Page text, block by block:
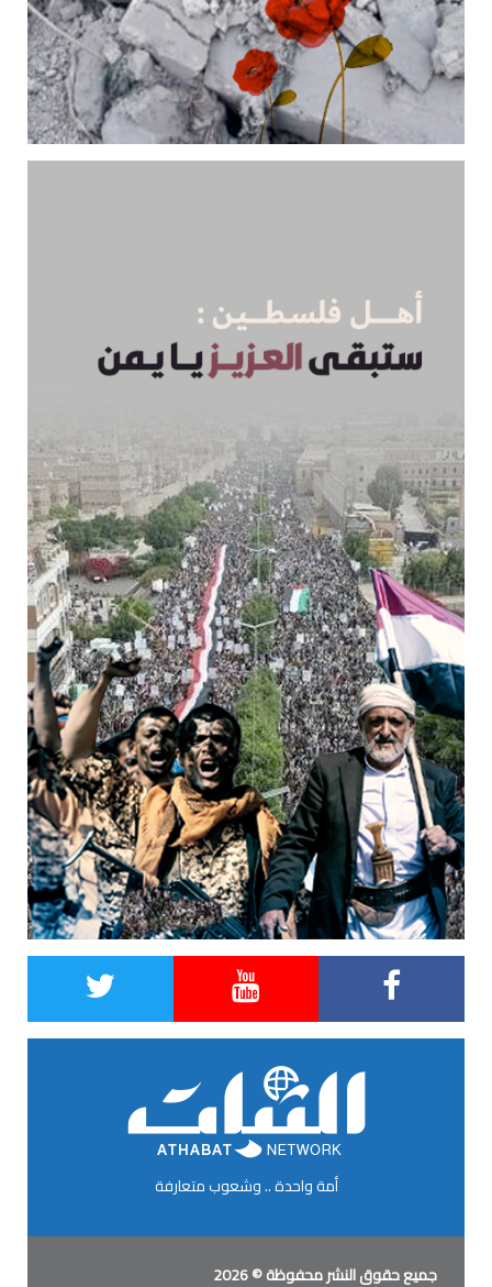
أمة واحدة .. وشعوب متعارفة
جميع حقوق النشر محفوظة © 2026